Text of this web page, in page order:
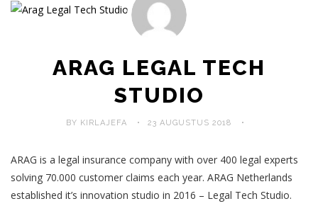
ARAG LEGAL TECH
STUDIO
BY KIRLAJEFA 23 AUGUSTUS 2018
ARAG is a legal insurance company with over 400 legal experts
solving 70.000 customer claims each year. ARAG Netherlands
established it’s innovation studio in 2016 – Legal Tech Studio.